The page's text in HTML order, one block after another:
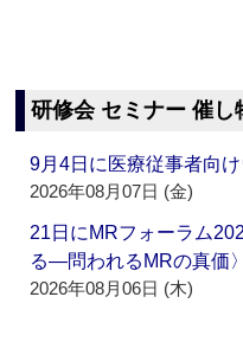
研修会 セミナー 催し
9月4日に医療従事者向
2026年08月07日 (金)
21日にMRフォーラム
る―問われるMRの真価
2026年08月06日 (木)